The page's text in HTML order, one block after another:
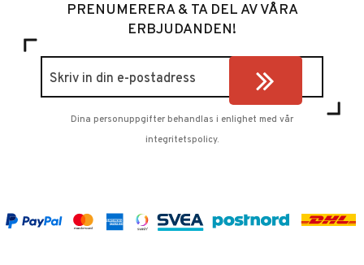
PRENUMERERA & TA DEL AV VÅRA
ERBJUDANDEN!
Dina personuppgifter behandlas i enlighet med vår
integritetspolicy.